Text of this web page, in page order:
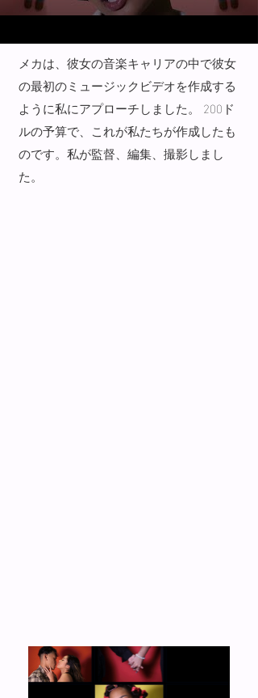
メカは、彼女の音楽キャリアの中で彼女
の最初のミュージックビデオを作成する
ように私にアプローチしました。 200ド
ルの予算で、これが私たちが作成したも
のです。私が監督、編集、撮影しまし
た。